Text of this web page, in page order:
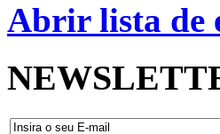
Abrir lista de